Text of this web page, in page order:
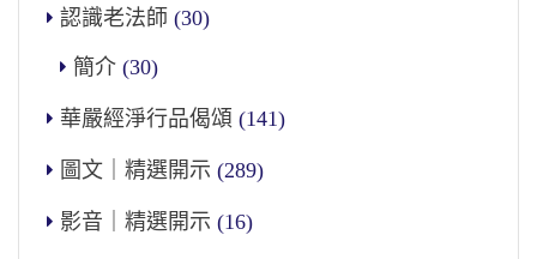
認識老法師 (30)
簡介 (30)
華嚴經淨行品偈頌 (141)
圖文｜精選開示 (289)
影音｜精選開示 (16)